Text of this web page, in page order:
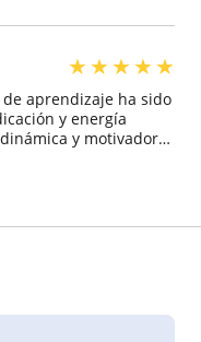
expresarse
★★★★★
aprendizaje ha sido
y energía
y motivadora.
ganar seguridad y